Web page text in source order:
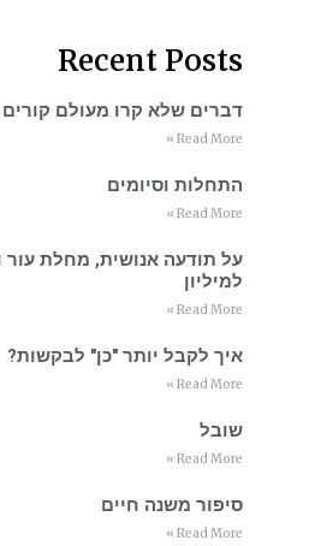
Recent Posts
דברים שלא קרו מעולם
Read More »
התחלות וסיומים
Read More »
על תודעה אנושית, מחלת עור
למיליון
Read More »
איך לקבל יותר "כן" לבקשות?
Read More »
שובל
Read More »
סיפור משנה חיים
Read More »